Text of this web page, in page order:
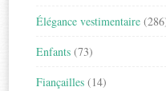
Élégance vestimentaire
Enfants (73)
Fiançailles (14)